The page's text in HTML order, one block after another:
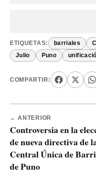
ETIQUETAS: barriales
Julio Puno
COMPARTIR:
← ANTERIOR
Controversia en la
de nueva directiva de
Central Única de
de Puno